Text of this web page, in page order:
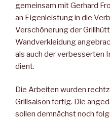
gemeinsam mit Gerhard
an Eigenleistung in die
Verschönerung der
Wandverkleidung
als auch der verbesserten
dient.
Die Arbeiten wurden
Grillsaison fertig. Die
sollen demnächst noch